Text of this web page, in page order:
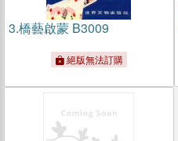
3.橋藝啟蒙 B3009
絕版無法訂購